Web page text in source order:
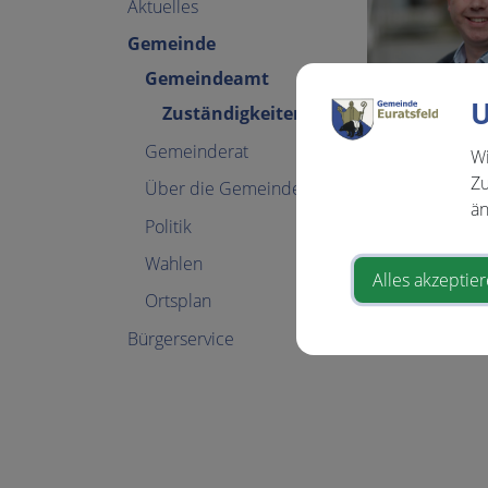
Aktuelles
Gemeinde
Gemeindeamt
Zuständigkeiten
Gemeinderat
Über die Gemeinde
Politik
Wahlen
Ortsplan
Bürgerservice
Alles